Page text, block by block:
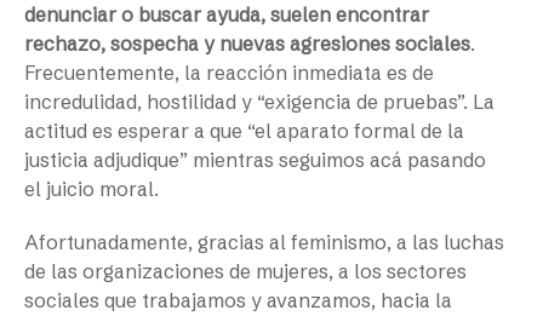
denunciar o buscar ayuda, suelen encontrar
rechazo, sospecha y nuevas agresiones sociales.
Frecuentemente, la reacción inmediata es de
incredulidad, hostilidad y “exigencia de pruebas”. La
actitud es esperar a que “el aparato formal de la
justicia adjudique” mientras seguimos acá pasando
el juicio moral.
Afortunadamente, gracias al feminismo, a las luchas
de las organizaciones de mujeres, a los sectores
sociales que trabajamos y avanzamos, hacia la